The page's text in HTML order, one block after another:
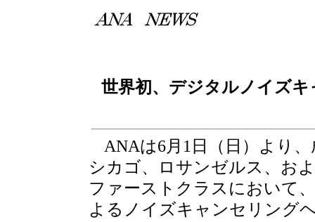
世界初、デジタルノイズ
ANAは6月1日（日）より
シカゴ、ロサンゼルス、お
ファーストクラスにおいて
よるノイズキャンセリング